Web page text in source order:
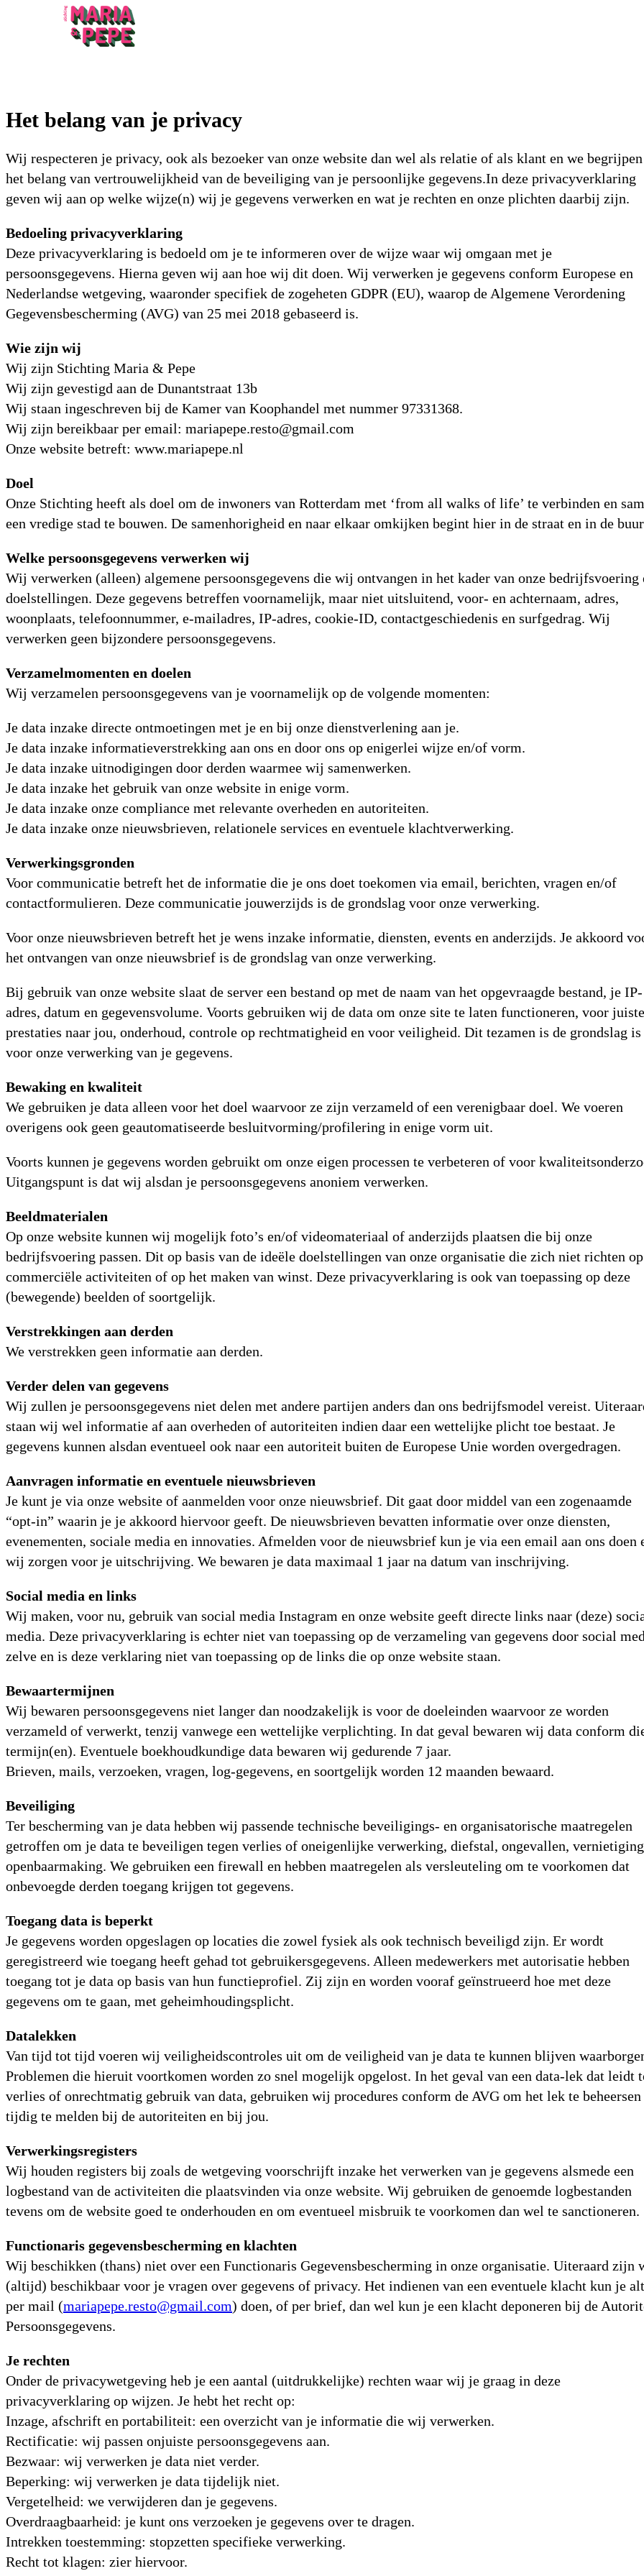
Het belang van je privacy
Wij respecteren je privacy, ook als bezoeker van onze website dan wel als relatie of als klant en we begrijpen
het belang van vertrouwelijkheid van de beveiliging van je persoonlijke gegevens.In deze privacyverklaring
geven wij aan op welke wijze(n) wij je gegevens verwerken en wat je rechten en onze plichten daarbij zijn.
Bedoeling privacyverklaring
Deze privacyverklaring is bedoeld om je te informeren over de wijze waar wij omgaan met je
persoonsgegevens. Hierna geven wij aan hoe wij dit doen. Wij verwerken je gegevens conform Europese en
Nederlandse wetgeving, waaronder specifiek de zogeheten GDPR (EU), waarop de Algemene Verordening
Gegevensbescherming (AVG) van 25 mei 2018 gebaseerd is.
Wie zijn wij
Wij zijn Stichting Maria & Pepe
Wij zijn gevestigd aan de Dunantstraat 13b
Wij staan ingeschreven bij de Kamer van Koophandel met nummer 97331368.
Wij zijn bereikbaar per email: mariapepe.resto@gmail.com
Onze website betreft: www.mariapepe.nl
Doel
Onze Stichting heeft als doel om de inwoners van Rotterdam met ‘from all walks of life’ te verbinden en
een vredige stad te bouwen. De samenhorigheid en naar elkaar omkijken begint hier in de straat en in de
Welke persoonsgegevens verwerken wij
Wij verwerken (alleen) algemene persoonsgegevens die wij ontvangen in het kader van onze bedrijfsvoering
doelstellingen. Deze gegevens betreffen voornamelijk, maar niet uitsluitend, voor- en achternaam, adres,
woonplaats, telefoonnummer, e-mailadres, IP-adres, cookie-ID, contactgeschiedenis en surfgedrag. Wij
verwerken geen bijzondere persoonsgegevens.
Verzamelmomenten en doelen
Wij verzamelen persoonsgegevens van je voornamelijk op de volgende momenten:
Je data inzake directe ontmoetingen met je en bij onze dienstverlening aan je.
Je data inzake informatieverstrekking aan ons en door ons op enigerlei wijze en/of vorm.
Je data inzake uitnodigingen door derden waarmee wij samenwerken.
Je data inzake het gebruik van onze website in enige vorm.
Je data inzake onze compliance met relevante overheden en autoriteiten.
Je data inzake onze nieuwsbrieven, relationele services en eventuele klachtverwerking.
Verwerkingsgronden
Voor communicatie betreft het de informatie die je ons doet toekomen via email, berichten, vragen en/of
contactformulieren. Deze communicatie jouwerzijds is de grondslag voor onze verwerking.
Voor onze nieuwsbrieven betreft het je wens inzake informatie, diensten, events en anderzijds. Je akkoord
het ontvangen van onze nieuwsbrief is de grondslag van onze verwerking.
Bij gebruik van onze website slaat de server een bestand op met de naam van het opgevraagde bestand, je IP-
adres, datum en gegevensvolume. Voorts gebruiken wij de data om onze site te laten functioneren, voor juiste
prestaties naar jou, onderhoud, controle op rechtmatigheid en voor veiligheid. Dit tezamen is de grondslag is
voor onze verwerking van je gegevens.
Bewaking en kwaliteit
We gebruiken je data alleen voor het doel waarvoor ze zijn verzameld of een verenigbaar doel. We voeren
overigens ook geen geautomatiseerde besluitvorming/profilering in enige vorm uit.
Voorts kunnen je gegevens worden gebruikt om onze eigen processen te verbeteren of voor
Uitgangspunt is dat wij alsdan je persoonsgegevens anoniem verwerken.
Beeldmaterialen
Op onze website kunnen wij mogelijk foto’s en/of videomateriaal of anderzijds plaatsen die bij onze
bedrijfsvoering passen. Dit op basis van de ideële doelstellingen van onze organisatie die zich niet richten op
commerciële activiteiten of op het maken van winst. Deze privacyverklaring is ook van toepassing op deze
(bewegende) beelden of soortgelijk.
Verstrekkingen aan derden
We verstrekken geen informatie aan derden.
Verder delen van gegevens
Wij zullen je persoonsgegevens niet delen met andere partijen anders dan ons bedrijfsmodel vereist.
staan wij wel informatie af aan overheden of autoriteiten indien daar een wettelijke plicht toe bestaat. Je
gegevens kunnen alsdan eventueel ook naar een autoriteit buiten de Europese Unie worden overgedragen.
Aanvragen informatie en eventuele nieuwsbrieven
Je kunt je via onze website of aanmelden voor onze nieuwsbrief. Dit gaat door middel van een zogenaamde
“opt-in” waarin je je akkoord hiervoor geeft. De nieuwsbrieven bevatten informatie over onze diensten,
evenementen, sociale media en innovaties. Afmelden voor de nieuwsbrief kun je via een email aan ons doen
wij zorgen voor je uitschrijving. We bewaren je data maximaal 1 jaar na datum van inschrijving.
Social media en links
Wij maken, voor nu, gebruik van social media Instagram en onze website geeft directe links naar (deze)
media. Deze privacyverklaring is echter niet van toepassing op de verzameling van gegevens door social
zelve en is deze verklaring niet van toepassing op de links die op onze website staan.
Bewaartermijnen
Wij bewaren persoonsgegevens niet langer dan noodzakelijk is voor de doeleinden waarvoor ze worden
verzameld of verwerkt, tenzij vanwege een wettelijke verplichting. In dat geval bewaren wij data conform
termijn(en). Eventuele boekhoudkundige data bewaren wij gedurende 7 jaar.
Brieven, mails, verzoeken, vragen, log-gegevens, en soortgelijk worden 12 maanden bewaard.
Beveiliging
Ter bescherming van je data hebben wij passende technische beveiligings- en organisatorische maatregelen
getroffen om je data te beveiligen tegen verlies of oneigenlijke verwerking, diefstal, ongevallen,
openbaarmaking. We gebruiken een firewall en hebben maatregelen als versleuteling om te voorkomen dat
onbevoegde derden toegang krijgen tot gegevens.
Toegang data is beperkt
Je gegevens worden opgeslagen op locaties die zowel fysiek als ook technisch beveiligd zijn. Er wordt
geregistreerd wie toegang heeft gehad tot gebruikersgegevens. Alleen medewerkers met autorisatie hebben
toegang tot je data op basis van hun functieprofiel. Zij zijn en worden vooraf geïnstrueerd hoe met deze
gegevens om te gaan, met geheimhoudingsplicht.
Datalekken
Van tijd tot tijd voeren wij veiligheidscontroles uit om de veiligheid van je data te kunnen blijven
Problemen die hieruit voortkomen worden zo snel mogelijk opgelost. In het geval van een data-lek dat leidt
verlies of onrechtmatig gebruik van data, gebruiken wij procedures conform de AVG om het lek te beheersen
tijdig te melden bij de autoriteiten en bij jou.
Verwerkingsregisters
Wij houden registers bij zoals de wetgeving voorschrijft inzake het verwerken van je gegevens alsmede een
logbestand van de activiteiten die plaatsvinden via onze website. Wij gebruiken de genoemde logbestanden
tevens om de website goed te onderhouden en om eventueel misbruik te voorkomen dan wel te sanctioneren.
Functionaris gegevensbescherming en klachten
Wij beschikken (thans) niet over een Functionaris Gegevensbescherming in onze organisatie. Uiteraard zijn
(altijd) beschikbaar voor je vragen over gegevens of privacy. Het indienen van een eventuele klacht kun je
per mail (mariapepe.resto@gmail.com) doen, of per brief, dan wel kun je een klacht deponeren bij de
Persoonsgegevens.
Je rechten
Onder de privacywetgeving heb je een aantal (uitdrukkelijke) rechten waar wij je graag in deze
privacyverklaring op wijzen. Je hebt het recht op:
Inzage, afschrift en portabiliteit: een overzicht van je informatie die wij verwerken.
Rectificatie: wij passen onjuiste persoonsgegevens aan.
Bezwaar: wij verwerken je data niet verder.
Beperking: wij verwerken je data tijdelijk niet.
Vergetelheid: we verwijderen dan je gegevens.
Overdraagbaarheid: je kunt ons verzoeken je gegevens over te dragen.
Intrekken toestemming: stopzetten specifieke verwerking.
Recht tot klagen: zier hiervoor.